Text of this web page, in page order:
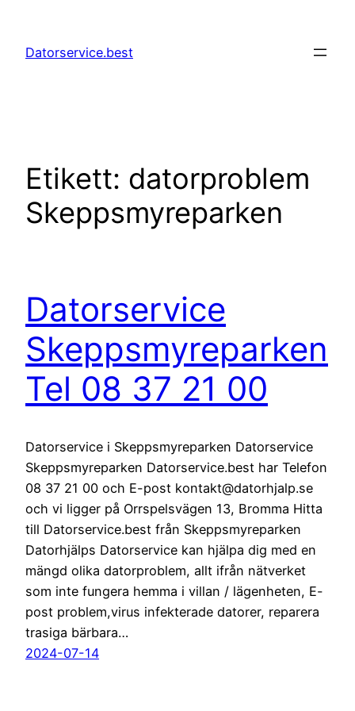
innehåll
Datorservice.best
Etikett: datorproblem
Skeppsmyreparken
Datorservice
Skeppsmyreparken
Tel 08 37 21 00
Datorservice i Skeppsmyreparken Datorservice
Skeppsmyreparken Datorservice.best har Telefon
08 37 21 00 och E-post kontakt@datorhjalp.se
och vi ligger på Orrspelsvägen 13, Bromma Hitta
till Datorservice.best från Skeppsmyreparken
Datorhjälps Datorservice kan hjälpa dig med en
mängd olika datorproblem, allt ifrån nätverket
som inte fungera hemma i villan / lägenheten, E-
post problem,virus infekterade datorer, reparera
trasiga bärbara…
2024-07-14